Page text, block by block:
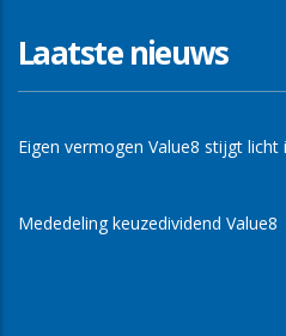
Laatste nieuws
Eigen vermogen Value8 stijgt
Mededeling keuzedividend Value8